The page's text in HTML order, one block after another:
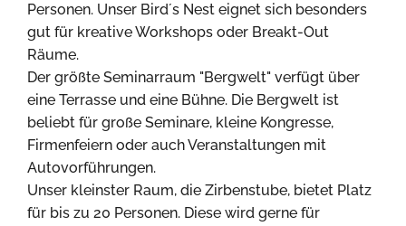
Personen. Unser Bird´s Nest eignet sich besonders
gut für kreative Workshops oder Breakt-Out
Räume.
Der größte Seminarraum "Bergwelt" verfügt über
eine Terrasse und eine Bühne. Die Bergwelt ist
beliebt für große Seminare, kleine Kongresse,
Firmenfeiern oder auch Veranstaltungen mit
Autovorführungen.
Unser kleinster Raum, die Zirbenstube, bietet Platz
für bis zu 20 Personen. Diese wird gerne für